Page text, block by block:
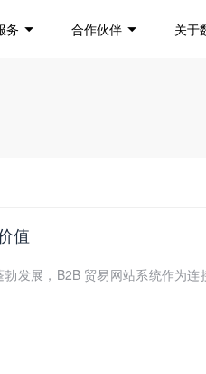
务 合作伙伴 关于
值
发展，B2B 贸易网站系统作为连